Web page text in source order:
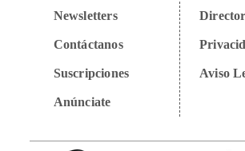
Newsletters
Contáctanos
Suscripciones
Anúnciate
Aviso